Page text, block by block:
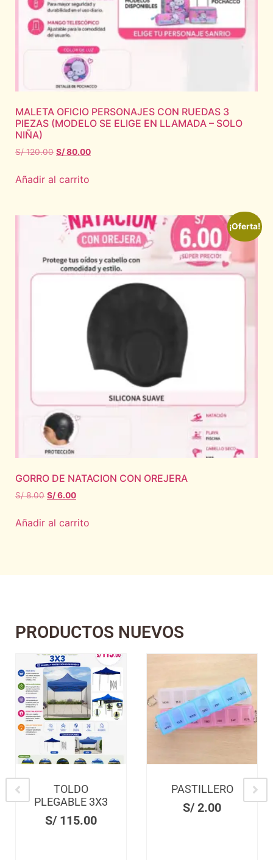
MALETA OFICIO PERSONAJES CON RUEDAS 3
PIEZAS (MODELO SE ELIGE EN LLAMADA – SOLO
NIÑA)
S/120.00 S/80.00
Añadir al carrito
¡Oferta!
GORRO DE NATACION CON OREJERA
S/8.00 S/6.00
Añadir al carrito
PRODUCTOS NUEVOS
TOLDO
PLEGABLE 3X3
115.00
PASTILLERO
2.00